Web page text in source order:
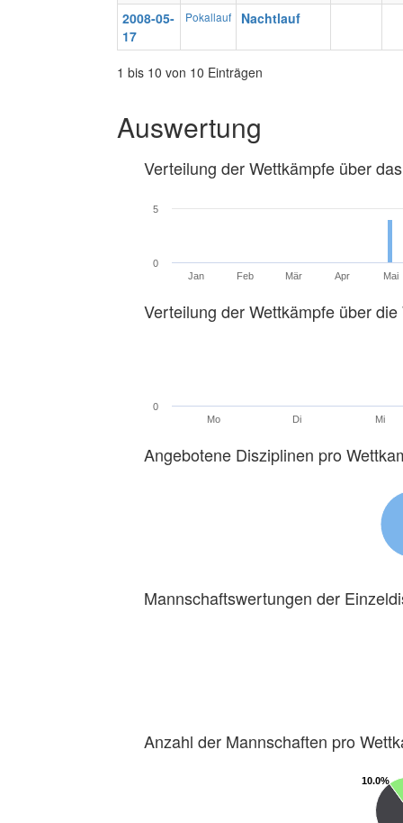
2008-05-
17
Pokallauf Nachtlauf
1 bis 10 von 10 Einträgen
Auswertung
Verteilung der Wettkämpfe über
Jan Feb Mär Apr Mai
0
5
Verteilung der Wettkämpfe über die
Mo Di Mi
0
Angebotene Disziplinen pro
Mannschaftswertungen der
Anzahl der Mannschaften pro
10.0%
10.0%